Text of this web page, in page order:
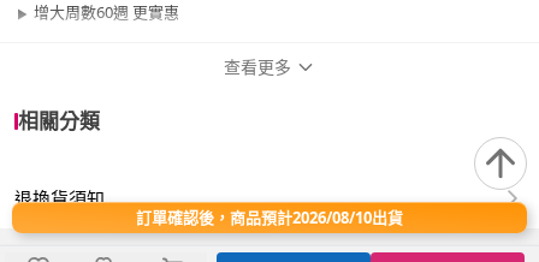
增大周數60週 更實惠
適用於
臥室、客廳、浴室、廚房、門、門櫃、陽台、
餐廳、室內、室外、玄關、窗戶
查看更多
相關分類
退換貨須知
訂單確認後，商品預計2026/08/10出貨